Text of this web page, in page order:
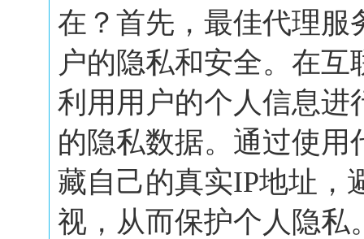
在？首先，最佳代理服
户的隐私和安全。在
利用用户的个人信息进
的隐私数据。通过使
藏自己的真实IP地址，
视，从而保护个人隐私